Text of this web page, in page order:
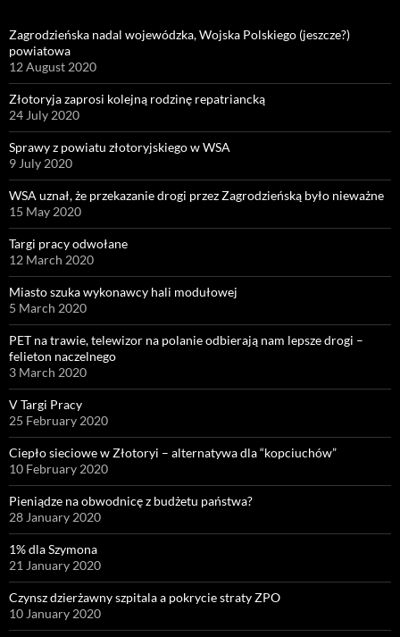
Zagrodzieńska nadal wojewódzka, Wojska Polskiego (jeszcze?)
powiatowa
12 August 2020
Złotoryja zaprosi kolejną rodzinę repatriancką
24 July 2020
Sprawy z powiatu złotoryjskiego w WSA
9 July 2020
WSA uznał, że przekazanie drogi przez Zagrodzieńską było nieważne
15 May 2020
Targi pracy odwołane
12 March 2020
Miasto szuka wykonawcy hali modułowej
5 March 2020
PET na trawie, telewizor na polanie odbierają nam lepsze drogi –
felieton naczelnego
3 March 2020
V Targi Pracy
25 February 2020
Ciepło sieciowe w Złotoryi – alternatywa dla “kopciuchów”
10 February 2020
Pieniądze na obwodnicę z budżetu państwa?
28 January 2020
1% dla Szymona
21 January 2020
Czynsz dzierżawny szpitala a pokrycie straty ZPO
10 January 2020